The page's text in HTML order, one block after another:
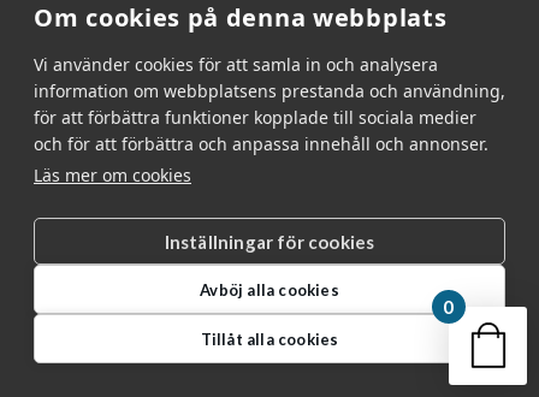
Om cookies på denna webbplats
Vi använder cookies för att samla in och analysera
information om webbplatsens prestanda och användning,
för att förbättra funktioner kopplade till sociala medier
och för att förbättra och anpassa innehåll och annonser.
Läs mer om cookies
Inställningar för cookies
Avböj alla cookies
Tillåt alla cookies
Korta rundstickor som är bra till sockor
Din
0